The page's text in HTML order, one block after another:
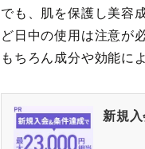
でも、肌を保護し美容
ど日中の使用は注意が
もちろん成分や効能に
新規